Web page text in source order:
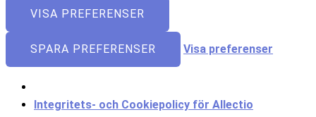
VISA PREFERENSER
SPARA PREFERENSER Visa preferenser
Integritets- och Cookiepolicy för Allectio